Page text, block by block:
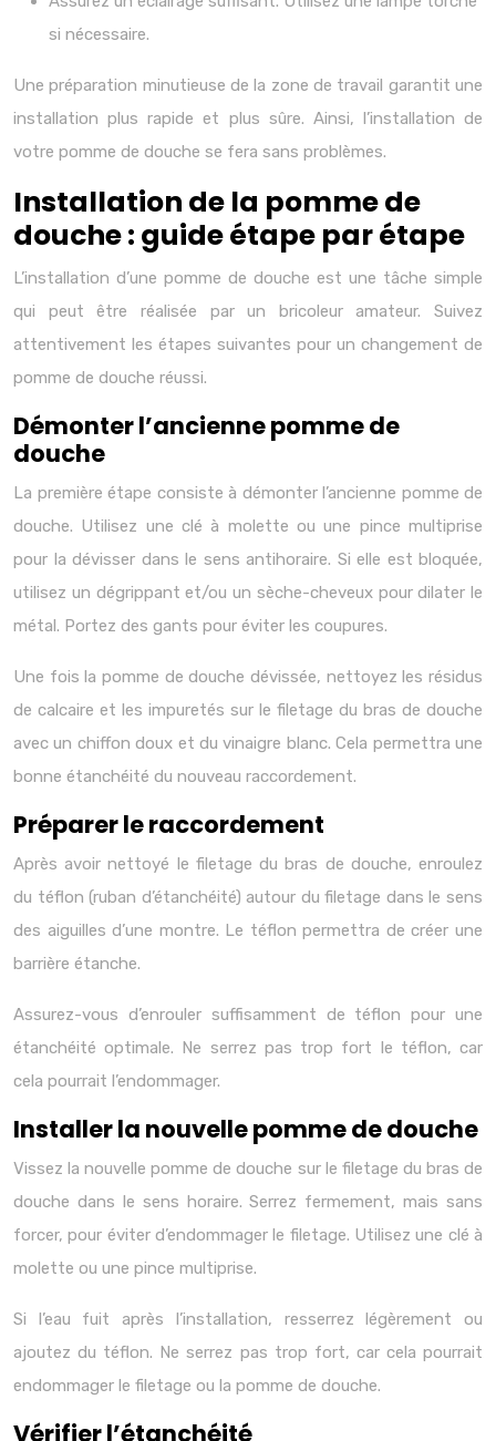
si nécessaire.
Une préparation minutieuse de la zone de travail garantit une
installation plus rapide et plus sûre. Ainsi, l’installation de
votre pomme de douche se fera sans problèmes.
Installation de la pomme de
douche : guide étape par étape
L’installation d’une pomme de douche est une tâche simple
qui peut être réalisée par un bricoleur amateur. Suivez
attentivement les étapes suivantes pour un changement de
pomme de douche réussi.
Démonter l’ancienne pomme de
douche
La première étape consiste à démonter l’ancienne pomme de
douche. Utilisez une clé à molette ou une pince multiprise
pour la dévisser dans le sens antihoraire. Si elle est bloquée,
utilisez un dégrippant et/ou un sèche-cheveux pour dilater le
métal. Portez des gants pour éviter les coupures.
Une fois la pomme de douche dévissée, nettoyez les résidus
de calcaire et les impuretés sur le filetage du bras de douche
avec un chiffon doux et du vinaigre blanc. Cela permettra une
bonne étanchéité du nouveau raccordement.
Préparer le raccordement
Après avoir nettoyé le filetage du bras de douche, enroulez
du téflon (ruban d’étanchéité) autour du filetage dans le sens
des aiguilles d’une montre. Le téflon permettra de créer une
barrière étanche.
Assurez-vous d’enrouler suffisamment de téflon pour une
étanchéité optimale. Ne serrez pas trop fort le téflon, car
cela pourrait l’endommager.
Installer la nouvelle pomme de douche
Vissez la nouvelle pomme de douche sur le filetage du bras de
douche dans le sens horaire. Serrez fermement, mais sans
forcer, pour éviter d’endommager le filetage. Utilisez une clé à
molette ou une pince multiprise.
Si l’eau fuit après l’installation, resserrez légèrement ou
ajoutez du téflon. Ne serrez pas trop fort, car cela pourrait
endommager le filetage ou la pomme de douche.
Vérifier l’étanchéité